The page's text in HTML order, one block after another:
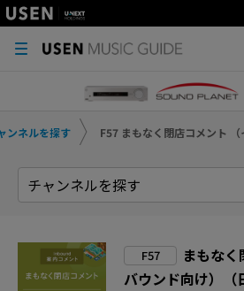
ンネルを探す F57 まもなく閉店コメント （
チャンネルを探す
F57
まもな
バウンド向け）（